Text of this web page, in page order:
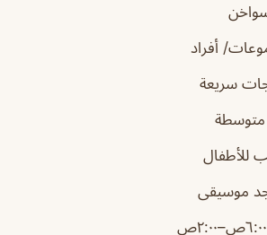
أفراد
سريعة
متوسطة
للأطفال
موسيقى
٦:٠٠ص–٢:٠٠ص